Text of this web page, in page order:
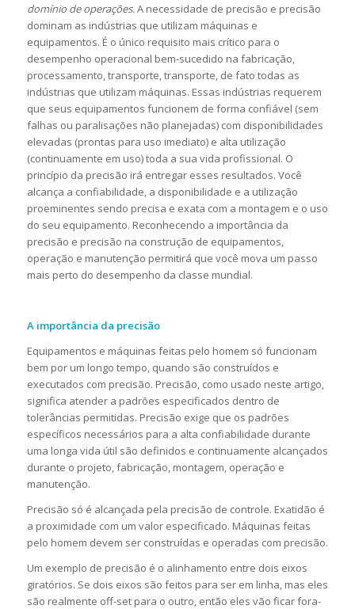
domínio de operações.A necessidade de precisão e precisão
dominam as indústrias que utilizam máquinas e
equipamentos. É o único requisito mais crítico para o
desempenho operacional bem-sucedido na fabricação,
processamento, transporte, transporte, de fato todas as
indústrias que utilizam máquinas. Essas indústrias requerem
que seus equipamentos funcionem de forma confiável (sem
falhas ou paralisações não planejadas) com disponibilidades
elevadas (prontas para uso imediato) e alta utilização
(continuamente em uso) toda a sua vida profissional. O
princípio da precisão irá entregar esses resultados. Você
alcança a confiabilidade, a disponibilidade e a utilização
proeminentes sendo precisa e exata com a montagem e o uso
do seu equipamento. Reconhecendo a importância da
precisão e precisão na construção de equipamentos,
operação e manutenção permitirá que você mova um passo
mais perto do desempenho da classe mundial.
A importância da precisão
Equipamentos e máquinas feitas pelo homem só funcionam
bem por um longo tempo, quando são construídos e
executados com precisão. Precisão, como usado neste artigo,
significa atender a padrões especificados dentro de
tolerâncias permitidas. Precisão exige que os padrões
específicos necessários para a alta confiabilidade durante
uma longa vida útil são definidos e continuamente alcançados
durante o projeto, fabricação, montagem, operação e
manutenção.
Precisão só é alcançada pela precisão de controle. Exatidão é
a proximidade com um valor especificado. Máquinas feitas
pelo homem devem ser construídas e operadas com precisão.
Um exemplo de precisão é o alinhamento entre dois eixos
giratórios. Se dois eixos são feitos para ser em linha, mas eles
são realmente off-set para o outro, então eles vão ficar fora-